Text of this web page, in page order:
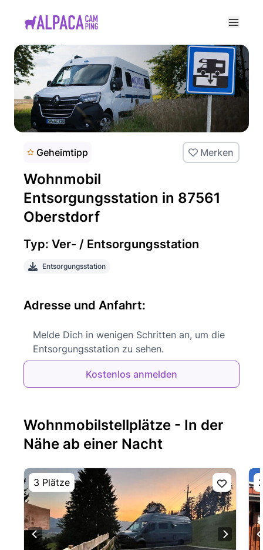
Wohnmobil
Entsorgungsstation in 87561
Oberstdorf
Geheimtipp Merken
Typ: Ver- / Entsorgungsstation
Entsorgungsstation
Adresse und Anfahrt:
Melde Dich in wenigen Schritten an, um die
Entsorgungsstation zu sehen.
Kostenlos anmelden
Wohnmobilstellplätze - In der
Nähe ab einer Nacht
3 Plätze